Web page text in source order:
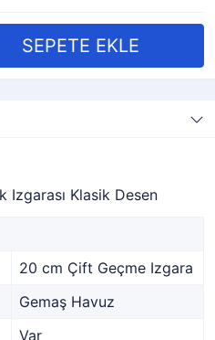
Izgarası Klasik Desen
20 cm Çift Geçme Izgara
Gemaş Havuz
Var